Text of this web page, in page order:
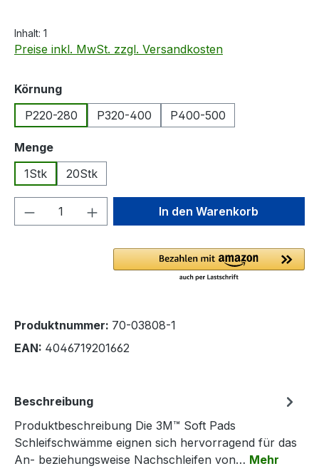
Inhalt: 1
Preise inkl. MwSt. zzgl. Versandkosten
Körnungauswählen
P220-280
P320-400 P400-500
Mengeauswählen
1Stk
20Stk
Produkt Anzahl: Gib denIn den Warenkorb
Produktnummer: 70-03808-1
EAN: 4046719201662
Beschreibung
Produktbeschreibung Die 3M™ Soft Pads
Schleifschwämme eignen sich hervorragend für das
An- beziehungsweise Nachschleifen von… Mehr